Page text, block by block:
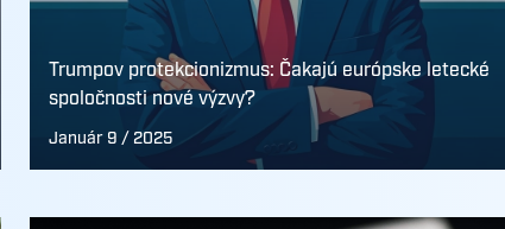
Trumpov protekcionizmus: Čakajú európske letecké
spoločnosti nové výzvy?
Január 9 / 2025